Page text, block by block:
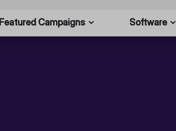
Featured Campaigns Software